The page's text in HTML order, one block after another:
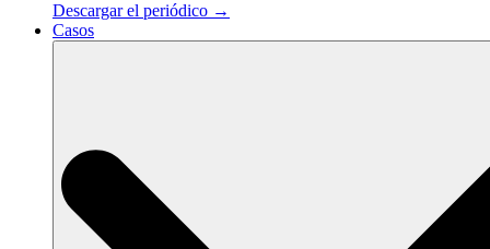
Descargar el periódico →
Casos